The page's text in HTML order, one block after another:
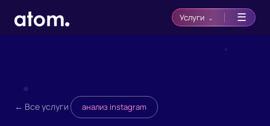
Услуги ⌄ ☰
← Все услуги анализ instagram